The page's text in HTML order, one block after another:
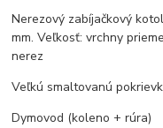
Nerezový zabíjačkový
mm. Veľkosť: vrchny
nerez
Veľkú smaltovanú
Dymovod (koleno + rúra)